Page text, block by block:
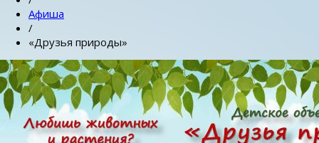
Афиша
/
«Друзья природы»